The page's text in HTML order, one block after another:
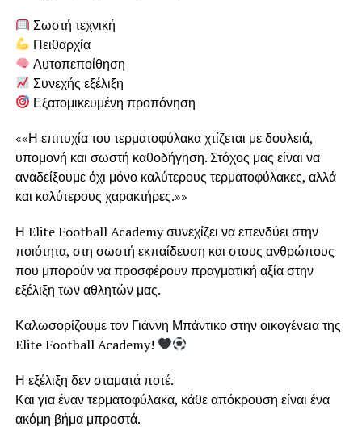
Σωστή τεχνική
Πειθαρχία
Αυτοπεποίθηση
Συνεχής εξέλιξη
Εξατομικευμένη προπόνηση
««Η επιτυχία του τερματοφύλακα χτίζεται με δουλειά,
υπομονή και σωστή καθοδήγηση. Στόχος μας είναι να
αναδείξουμε όχι μόνο καλύτερους τερματοφύλακες, αλλά
και καλύτερους χαρακτήρες.»»
Η Elite Football Academy συνεχίζει να επενδύει στην
ποιότητα, στη σωστή εκπαίδευση και στους ανθρώπους
που μπορούν να προσφέρουν πραγματική αξία στην
εξέλιξη των αθλητών μας.
Καλωσορίζουμε τον Γιάννη Μπάντικο στην οικογένεια της
Elite Football Academy!
Η εξέλιξη δεν σταματά ποτέ.
Και για έναν τερματοφύλακα, κάθε απόκρουση είναι ένα
ακόμη βήμα μπροστά.